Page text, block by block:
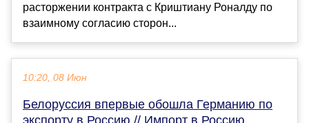
расторжении контракта с Криштиану Роналду по
взаимному согласию сторон...
10:20, 08 Июн
Белоруссия впервые обошла Германию по
экспорту в Россию // Импорт в Россию